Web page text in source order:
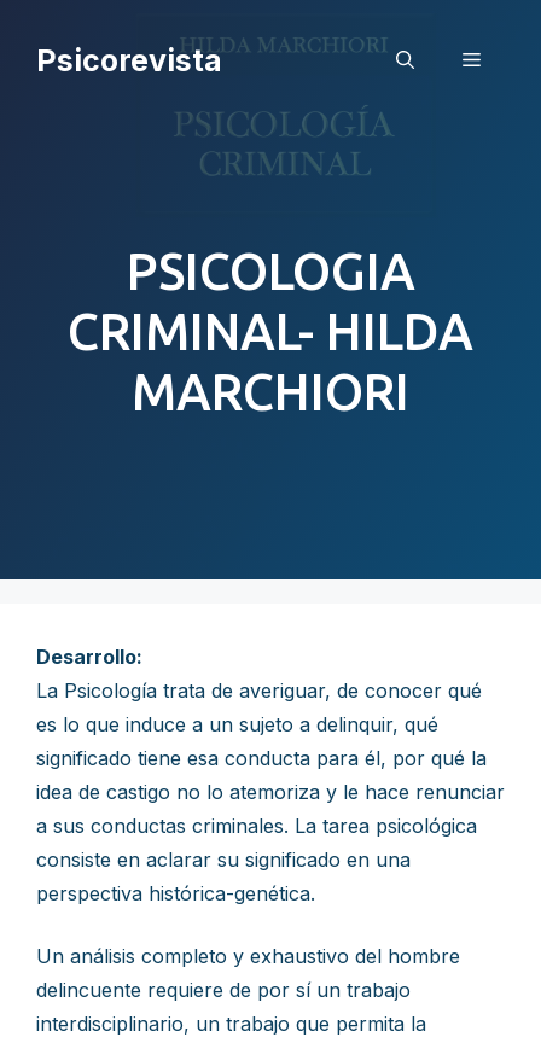
Psicorevista Menú
PSICOLOGIA
CRIMINAL- HILDA
MARCHIORI
Desarrollo:
La Psicología trata de averiguar, de conocer qué
es lo que induce a un sujeto a delinquir, qué
significado tiene esa conducta para él, por qué la
idea de castigo no lo atemoriza y le hace renunciar
a sus conductas criminales. La tarea psicológica
consiste en aclarar su significado en una
perspectiva histórica-genética.
Un análisis completo y exhaustivo del hombre
delincuente requiere de por sí un trabajo
interdisciplinario, un trabajo que permita la